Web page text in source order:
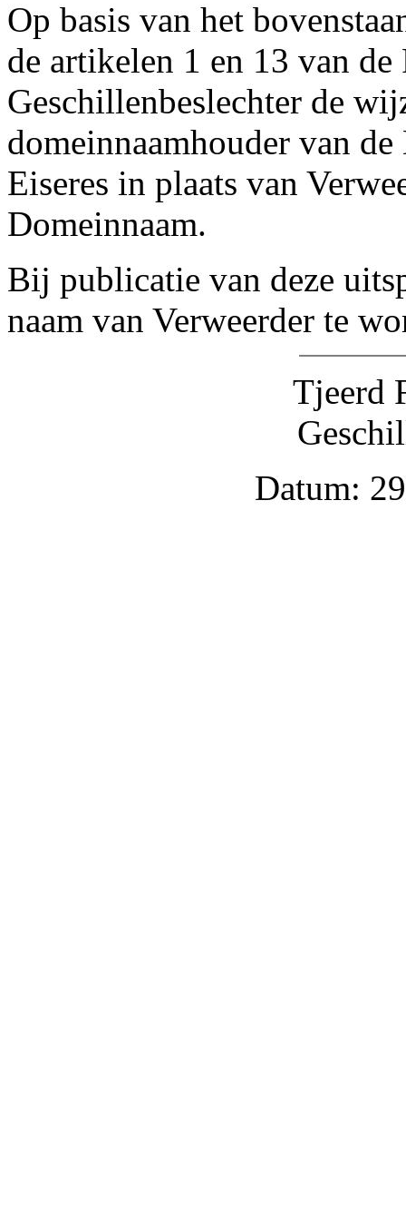
Op basis van het
de artikelen 1 en 13 van
Geschillenbeslechter de
domeinnaamhouder van
Eiseres in plaats van
Domeinnaam.
Bij publicatie van deze
naam van Verweerder te
Tjeerd
Datum: